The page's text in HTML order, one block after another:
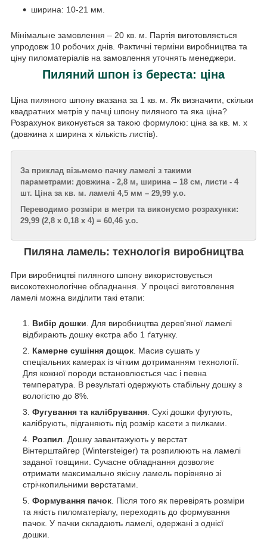
ширина: 10-21 мм.
Мінімальне замовлення – 20 кв. м. Партія виготовляється
упродовж 10 робочих днів. Фактичні терміни виробництва та
ціну пиломатеріалів на замовлення уточнять менеджери.
Пиляний шпон із береста: ціна
Ціна пиляного шпону вказана за 1 кв. м. Як визначити, скільки
квадратних метрів у пачці шпону пиляного та яка ціна?
Розрахунок виконується за такою формулою: ціна за кв. м. х
(довжина x ширина x кількість листів).
За приклад візьмемо пачку ламелі з такими
параметрами: довжина - 2,8 м, ширина – 18 см, листи - 4
шт. Ціна за кв. м. ламелі 4,5 мм – 29,99 у.о.
Переводимо розміри в метри та виконуємо розрахунки:
29,99 (2,8 х 0,18 х 4) = 60,46 у.о.
Пиляна ламель: технологія виробництва
При виробництві пиляного шпону використовується
високотехнологічне обладнання. У процесі виготовлення
ламелі можна виділити такі етапи:
Вибір дошки. Для виробництва дерев'яної ламелі
відбирають дошку екстра або 1 ґатунку.
Камерне сушіння дощок. Масив сушать у
спеціальних камерах із чітким дотриманням технології.
Для кожної породи встановлюється час і певна
температура. В результаті одержують стабільну дошку з
вологістю до 8%.
Фугування та калібрування. Сухі дошки фугують,
калібрують, підганяють під розмір касети з пилками.
Розпил. Дошку завантажують у верстат
Вінтерштайгер (Wintersteiger) та розпилюють на ламелі
заданої товщини. Сучасне обладнання дозволяє
отримати максимально якісну ламель порівняно зі
стрічкопильними верстатами.
Формування пачок. Після того як перевірять розміри
та якість пиломатеріалу, переходять до формування
пачок. У пачки складають ламелі, одержані з однієї
дошки.